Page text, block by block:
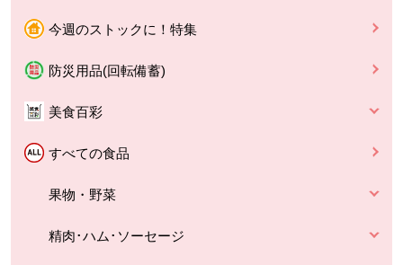
今週のストックに！特集
防災用品(回転備蓄)
美食百彩
すべての食品
果物・野菜
精肉･ハム･ソーセージ